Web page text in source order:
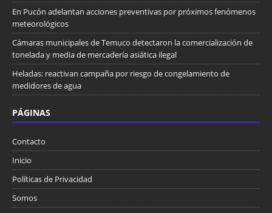
En Pucón adelantan acciones preventivas por próximos fenómenos
meteorológicos
Cámaras municipales de Temuco detectaron la comercialización de
tonelada y media de mercadería asiática ilegal
Heladas: reactivan campaña por riesgo de congelamiento de
medidores de agua
PÁGINAS
Contacto
Inicio
Políticas de Privacidad
Somos